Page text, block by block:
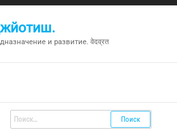
и развитие. वेदव्रत
Найти: